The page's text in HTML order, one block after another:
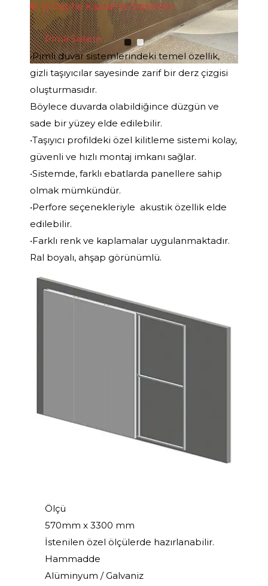
İç Cephe Kaplama Sistemleri
Pimli Sistem
•Pimli duvar sistemlerindeki temel özellik,
gizli taşıyıcılar sayesinde zarif bir derz çizgisi
oluşturmasıdır.
Böylece duvarda olabildiğince düzgün ve
sade bir yüzey elde edilebilir.
•Taşıyıcı profildeki özel kilitleme sistemi kolay,
güvenli ve hızlı montaj imkanı sağlar.
•Sistemde, farklı ebatlarda panellere sahip
olmak mümkündür.
•Perfore seçenekleriyle akustik özellik elde
edilebilir.
•Farklı renk ve kaplamalar uygulanmaktadır.
Ral boyalı, ahşap görünümlü.
Ölçü
570mm x 3300 mm
İstenilen özel ölçülerde hazırlanabilir.
Hammadde
Alüminyum / Galvaniz